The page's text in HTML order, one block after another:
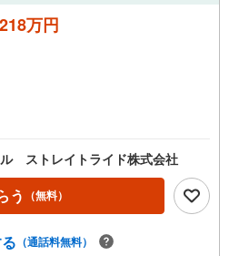
万円
ストレイトライド株式会社
う （無料）
（通話料無料）